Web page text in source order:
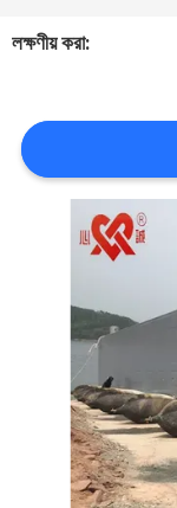
সম্পর্কে
কারখানা
নিয়ন্ত্রণ
যোগাযোগ
লক্ষণীয় করা: